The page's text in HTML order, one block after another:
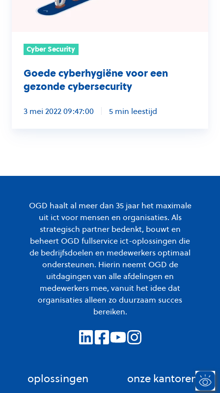
cybersecurity
Cyber Security
Goede cyberhygiëne voor een
gezonde cybersecurity
3 mei 2022 09:47:00 5 min leestijd
OGD haalt al meer dan 35 jaar het maximale
uit ict voor mensen en organisaties. Als
strategisch partner bedenkt, bouwt en
beheert OGD fullservice ict-oplossingen die
de bedrijfsdoelen en medewerkers optimaal
ondersteunen. Hierin neemt OGD de
uitdagingen van alle afdelingen en
medewerkers mee, vanuit het idee dat
organisaties alleen zo duurzaam succes
bereiken.
oplossingen onze kantoren